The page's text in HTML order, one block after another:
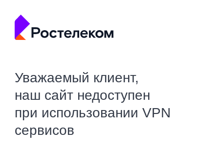
Уважаемый клиент,
наш сайт недоступен
при использовании VPN
сервисов